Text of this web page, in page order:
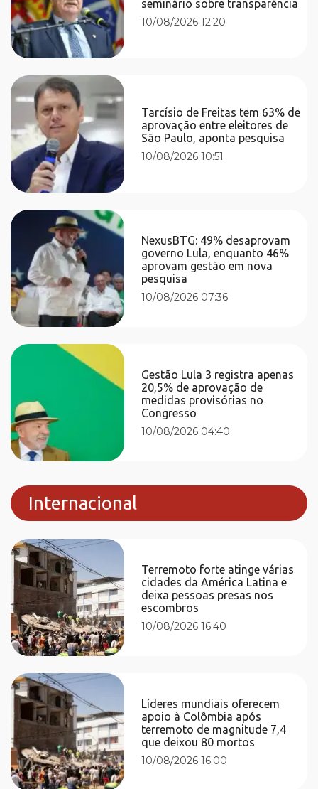
seminário sobre transparência
10/08/2026 12:20
Tarcísio de Freitas tem 63% de
aprovação entre eleitores de
São Paulo, aponta pesquisa
10/08/2026 10:51
NexusBTG: 49% desaprovam
governo Lula, enquanto 46%
aprovam gestão em nova
pesquisa
10/08/2026 07:36
Gestão Lula 3 registra apenas
20,5% de aprovação de
medidas provisórias no
Congresso
10/08/2026 04:40
Internacional
Terremoto forte atinge várias
cidades da América Latina e
deixa pessoas presas nos
escombros
10/08/2026 16:40
Líderes mundiais oferecem
apoio à Colômbia após
terremoto de magnitude 7,4
que deixou 80 mortos
10/08/2026 16:00